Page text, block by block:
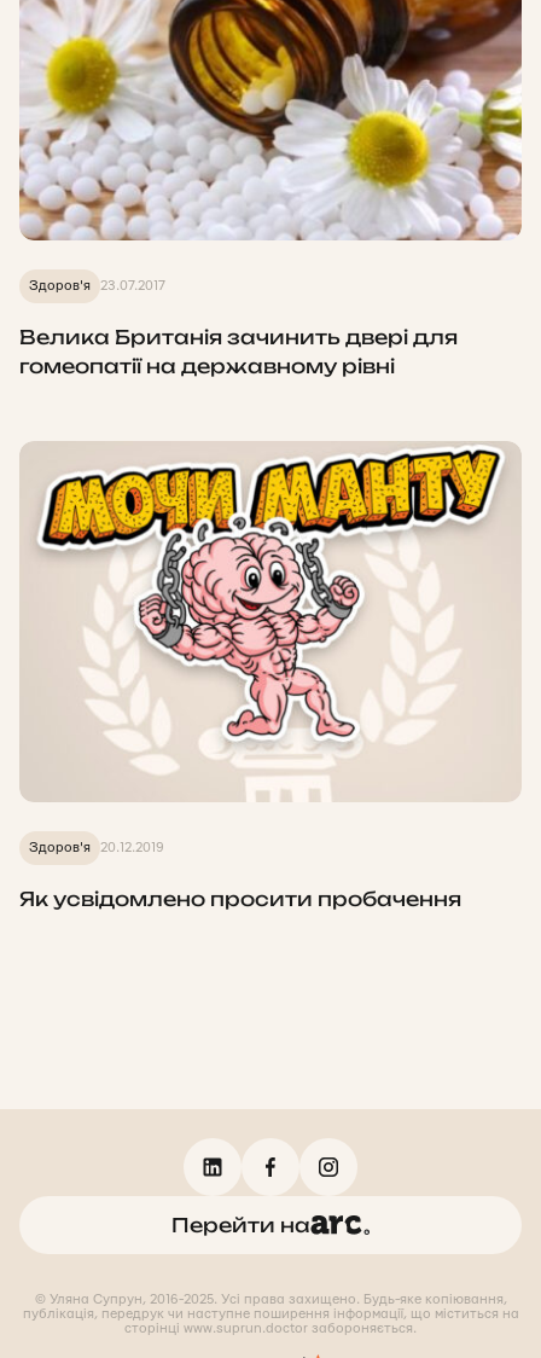
Здоров'я 23.07.2017
Велика Британія зачинить двері для
гомеопатії на державному рівні
Здоров'я 20.12.2019
Як усвідомлено просити пробачення
Перейти на
© Уляна Супрун, 2016-2025. Усі права захищено. Будь-яке копіювання,
публікація, передрук чи наступне поширення інформації, що міститься на
сторінці www.suprun.doctor забороняється.